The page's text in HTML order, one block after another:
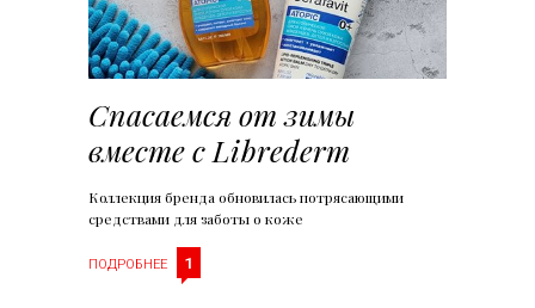
Спасаемся от зимы
вместе с Librederm
Коллекция бренда обновилась потрясающими
средствами для заботы о коже
ПОДРОБНЕЕ 1